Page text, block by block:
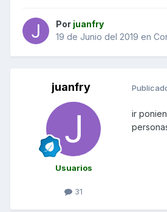
Por juanfry
19 de Junio del 2019 en
juanfry
Usuarios
31
ir